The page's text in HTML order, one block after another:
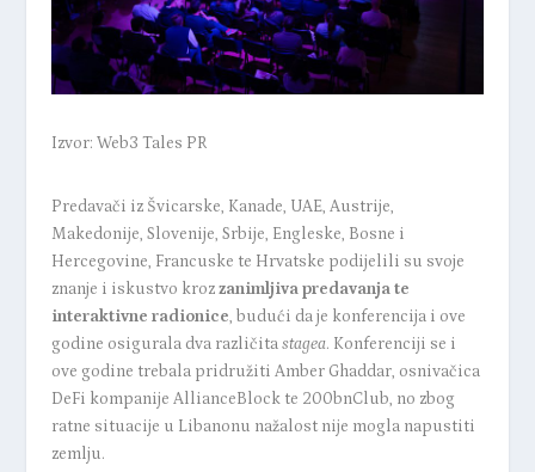
Izvor: Web3 Tales PR
Predavači iz Švicarske, Kanade, UAE, Austrije,
Makedonije, Slovenije, Srbije, Engleske, Bosne i
Hercegovine, Francuske te Hrvatske podijelili su svoje
znanje i iskustvo krozzanimljiva predavanja te
interaktivne radionice, budući da je konferencija i ove
godine osigurala dva različitastagea. Konferenciji se i
ove godine trebala pridružiti Amber Ghaddar, osnivačica
DeFi kompanije AllianceBlock te 200bnClub, no zbog
ratne situacije u Libanonu nažalost nije mogla napustiti
zemlju.